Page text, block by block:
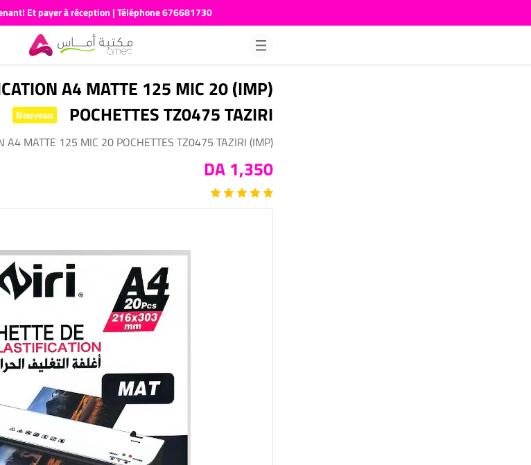
Et payer à réception | Téléphone 676681730
A4 MATTE 125 MIC 20
POCHETTES TZ0475 TAZIRI
Nouveau
(IMP) RAME DE PLASTIFICATION A4 MATTE 125 MIC 20 POCHETTES TZ0475 TAZIRI
1,350 DA